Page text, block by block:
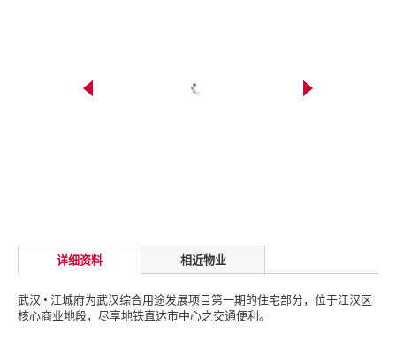
详细资料 相近物业
武汉 • 江城府为武汉综合用途发展项目第一期的住宅部分，位于江汉区
核心商业地段，尽享地铁直达市中心之交通便利。